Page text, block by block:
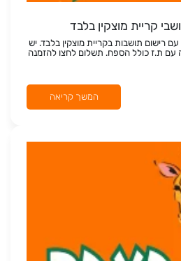
קריית מוצקין בלבד
תושבות בקריית מוצקין בלבד. יש
ת.ז כולל הספח. תשלום לחצו להזמנה
המשך קריאה